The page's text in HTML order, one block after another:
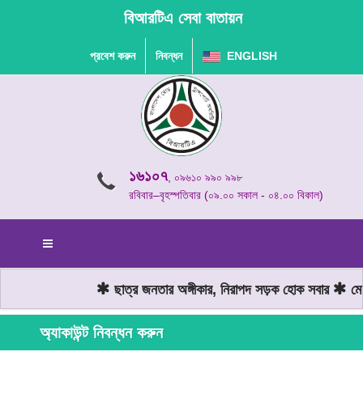
বিআরটিএ সেবা বাতায়ন
প্রবেশ করুন নিবন্ধন ENGLISH
১৬১০৭, ০৯৬১০ ৯৯০ ৯৯৮
রবিবার–বৃহস্পতিবার (০৯.০০ সকাল - ০৪.০০ বিকাল)
ছাত্র জনতার অঙ্গীকার, নিরাপদ সড়ক হোক সবার
অ্যাকাউন্ট নিবন্ধন করুন